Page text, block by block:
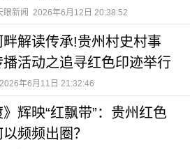
眼新闻 2026年6月12日 20:38:52
畔解读传承!贵州村史村事
播活动之追寻红色印迹举行
2026年6月11日 21:32:46
》辉映“红飘带”：贵州红色
频频出圈？